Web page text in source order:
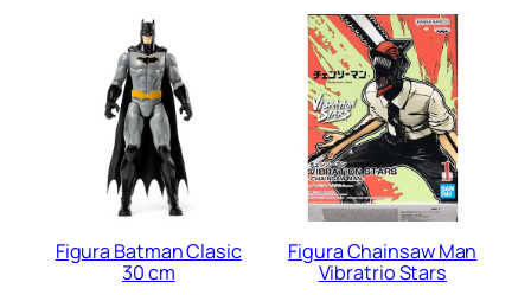
Figura Batman Clasic
30 cm
Figura Chainsaw Man
Vibratrio Stars